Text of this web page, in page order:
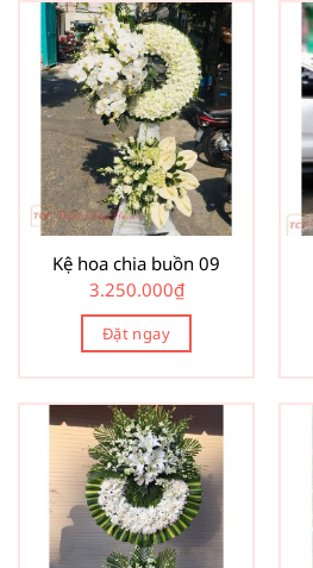
Kệ hoa chia buồn 09
3.250.000₫
Đặt ngay